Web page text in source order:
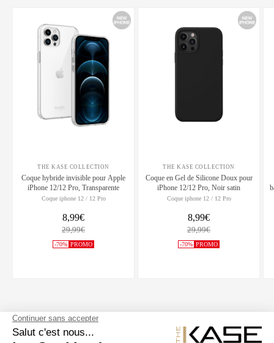
THE KASE COLLECTION
Coque hybride invisible pour Apple
iPhone 12/12 Pro, Transparente
Coque iphone 12 / 12 Pro
8,99€
29,99€
-70% PROMO
THE KASE COLLECTION
Coque en Gel de Silicone Doux pour
iPhone 12/12 Pro, Noir satin
Coque iphone 12 / 12 Pro
8,99€
29,99€
-70% PROMO